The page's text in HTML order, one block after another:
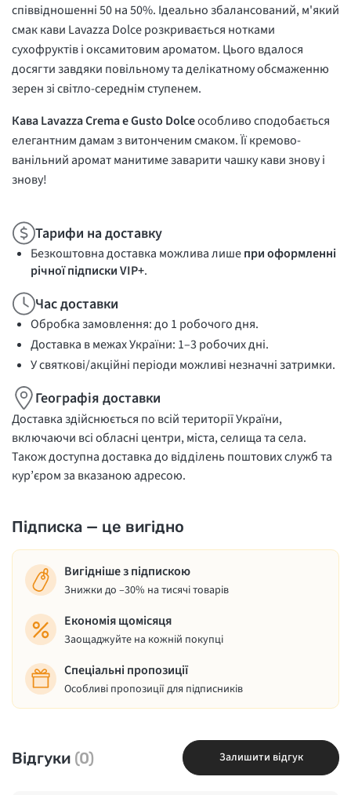
співвідношенні 50 на 50%. Ідеально збалансований, м'який
смак кави Lavazza Dolce розкривається нотками
сухофруктів і оксамитовим ароматом. Цього вдалося
досягти завдяки повільному та делікатному обсмаженню
зерен зі світло-середнім ступенем.
Кава Lavazza Crema e Gusto Dolceособливо сподобається
елегантним дамам з витонченим смаком. Її кремово-
ванільний аромат манитиме заварити чашку кави знову і
знову!
Тарифи на доставку
Безкоштовна доставка можлива лишепри оформленні
річної підписки VIP+.
Час доставки
Обробка замовлення: до 1 робочого дня.
Доставка в межах України: 1–3 робочих дні.
У святкові/акційні періоди можливі незначні затримки.
Географія доставки
Доставка здійснюється по всій території України,
включаючи всі обласні центри, міста, селища та села.
Також доступна доставка до відділень поштових служб та
кур’єром за вказаною адресою.
Підписка — це вигідно
Вигідніше з підпискою
Знижки до –30% на тисячі товарів
Економія щомісяця
Заощаджуйте на кожній покупці
Спеціальні пропозиції
Особливі пропозиції для підписників
Відгуки (0) Залишити відгук